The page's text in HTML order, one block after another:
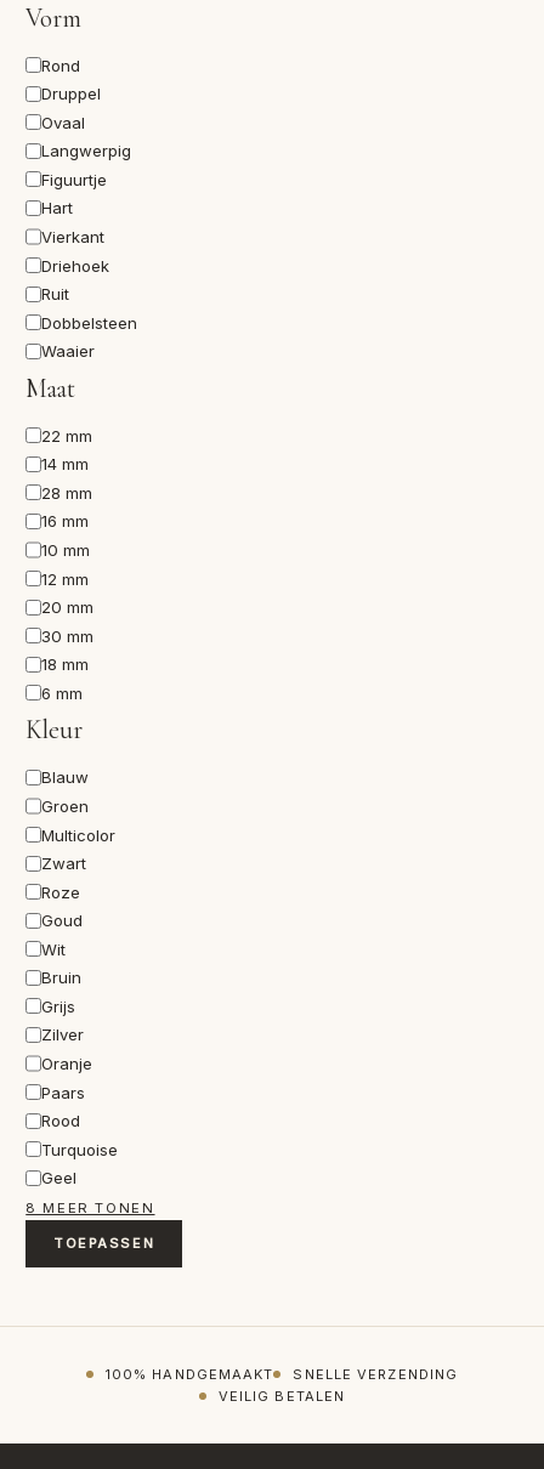
Vorm
Vorm
Rond
Druppel
Ovaal
Langwerpig
Figuurtje
Hart
Vierkant
Driehoek
Ruit
Dobbelsteen
Waaier
Maat
Maat22 mm
14 mm
28 mm
16 mm
10 mm
12 mm
20 mm
30 mm
18 mm
6 mm
Kleur
Kleur
Blauw
Groen
Multicolor
Zwart
Roze
Goud
Wit
Bruin
Grijs
Zilver
Oranje
Paars
Rood
Turquoise
Geel
8 MEER TONEN
TOEPASSEN
100% HANDGEMAAKT
SNELLE VERZENDING
VEILIG BETALEN